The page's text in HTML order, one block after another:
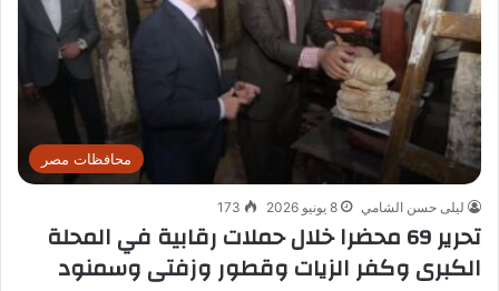
محافظات مصر
ليلى حسن الشامي 8 يونيو 2026 173
تحرير 69 محضرا خلال حملات رقابية في المحلة
الكبرى وكفر الزيات وقطور وزفتى وسمنود